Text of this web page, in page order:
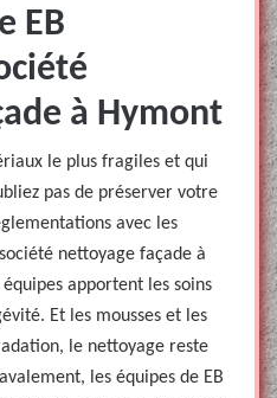
EB
à Hymont
le plus fragiles et qui
pas de préserver votre
avec les
nettoyage façade à
apportent les soins
Et les mousses et les
le nettoyage reste
les équipes de EB